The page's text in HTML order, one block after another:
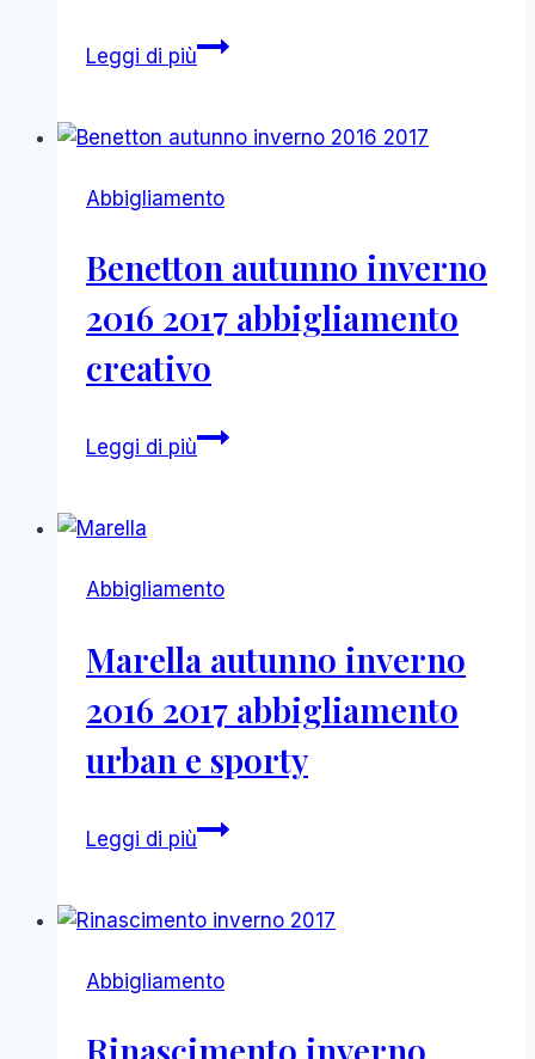
Leggi di piùLouis
autunno
2016
Abbigliamento
Benetton autunno inverno
2016 2017 abbigliamento
creativo
Leggi di piùBenetton
abbigliamento
Abbigliamento
Marella autunno inverno
2016 2017 abbigliamento
urban e sporty
Leggi di piùMarella
2016
abbigliamento
e
Abbigliamento